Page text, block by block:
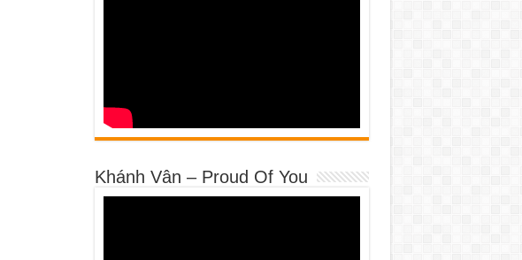
Khánh Vân – Proud Of You